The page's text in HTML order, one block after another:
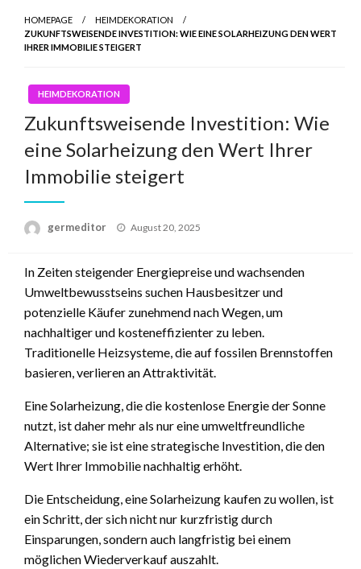
HOMEPAGE
HEIMDEKORATION
ZUKUNFTSWEISENDE INVESTITION: WIE EINE SOLARHEIZUNG DEN WERT
IHRER IMMOBILIE STEIGERT
HEIMDEKORATION
Zukunftsweisende Investition: Wie
eine Solarheizung den Wert Ihrer
Immobilie steigert
germeditor
Posted
August 20, 2025
In Zeiten steigender Energiepreise und wachsenden
Umweltbewusstseins suchen Hausbesitzer und
potenzielle Käufer zunehmend nach Wegen, um
nachhaltiger und kosteneffizienter zu leben.
Traditionelle Heizsysteme, die auf fossilen Brennstoffen
basieren, verlieren an Attraktivität.
Eine Solarheizung, die die kostenlose Energie der Sonne
nutzt, ist daher mehr als nur eine umweltfreundliche
Alternative; sie ist eine strategische Investition, die den
Wert Ihrer Immobilie nachhaltig erhöht.
Die Entscheidung, eine Solarheizung kaufen zu wollen, ist
ein Schritt, der sich nicht nur kurzfristig durch
Einsparungen, sondern auch langfristig bei einem
möglichen Wiederverkauf auszahlt.